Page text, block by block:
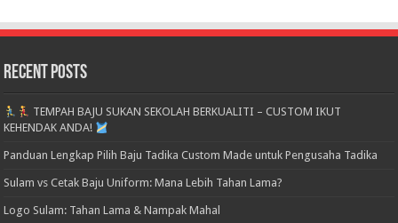
Recent Posts
TEMPAH BAJU SUKAN SEKOLAH BERKUALITI – CUSTOM IKUT
KEHENDAK ANDA!
Panduan Lengkap Pilih Baju Tadika Custom Made untuk Pengusaha Tadika
Sulam vs Cetak Baju Uniform: Mana Lebih Tahan Lama?
Logo Sulam: Tahan Lama & Nampak Mahal